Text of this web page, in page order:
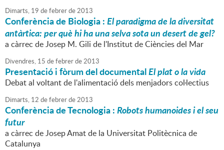
Dimarts, 19 defebrerde2013
Conferència de Biologia :El paradigma de la diversitat
antàrtica: per què hi ha una selva sota un desert de gel?
a càrrec de Josep M. Gili de l'Institut de Ciències del Mar
Divendres, 15 defebrerde2013
Presentació i fòrum del documentalEl plat o la vida
Debat al voltant de l'alimentació dels menjadors col·lectius
Dimarts, 12 defebrerde2013
Conferència de Tecnologia :Robots humanoides i el seu
futur
a càrrec de Josep Amat de la Universitat Politècnica de
Catalunya